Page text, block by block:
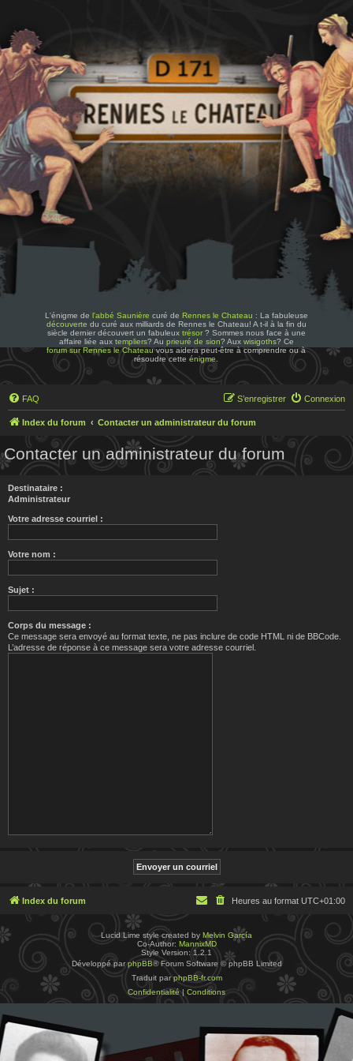
L'énigme de l'abbé Saunière curé de Rennes le Chateau : La fabuleuse
découverte du curé aux milliards de Rennes le Chateau! A t-il à la fin du
siècle dernier découvert un fabuleux trésor? Sommes nous face à une
affaire liée aux templiers? Au prieuré de sion? Aux wisigoths? Ce
forum sur Rennes le Chateauvous aidera peut-être à comprendre ou à
résoudre cetteénigme
FAQ Connexion
S’enregistrer
Index du forum Contacter un administrateur du forum
Contacter un administrateur du forum
Destinataire :
Administrateur
Votre adresse courriel :
Votre nom :
Sujet :
Corps du message :
Ce message sera envoyé au format texte, ne pas inclure de code HTML ni de BBCode.
L’adresse de réponse à ce message sera votre adresse courriel.
Index du forum Heures au format UTC+01:00
Lucid Lime style created by Melvin García
Co-Author: MannixMD
Style Version: 1.2.1
Développé parphpBB® Forum Software © phpBB Limited
Traduit parphpBB-fr.com
Confidentialité| Conditions